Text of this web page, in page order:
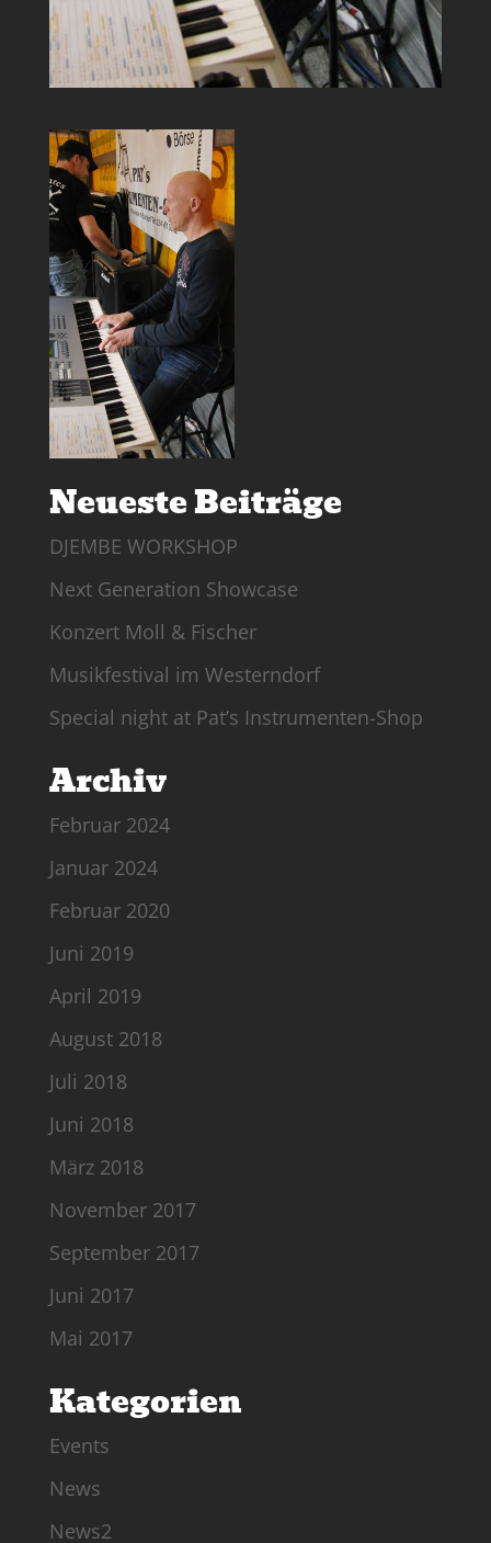
Neueste Beiträge
DJEMBE WORKSHOP
Next Generation Showcase
Konzert Moll & Fischer
Musikfestival im Westerndorf
Special night at Pat’s Instrumenten-Shop
Archiv
Februar 2024
Januar 2024
Februar 2020
Juni 2019
April 2019
August 2018
Juli 2018
Juni 2018
März 2018
November 2017
September 2017
Juni 2017
Mai 2017
Kategorien
Events
News
News2